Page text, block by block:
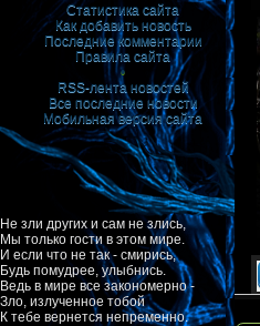
Статистика сайта
Как добавить новость
Последние комментарии
Правила сайта
•
RSS-лента новостей
Все последние новости
Мобильная версия сайта
Не зли других и сам не злись,
Мы только гости в этом мире.
И если что не так - смирись,
Будь помудрее, улыбнись.
Ведь в мире все закономерно -
Зло, излученное тобой
К тебе вернется непременно.